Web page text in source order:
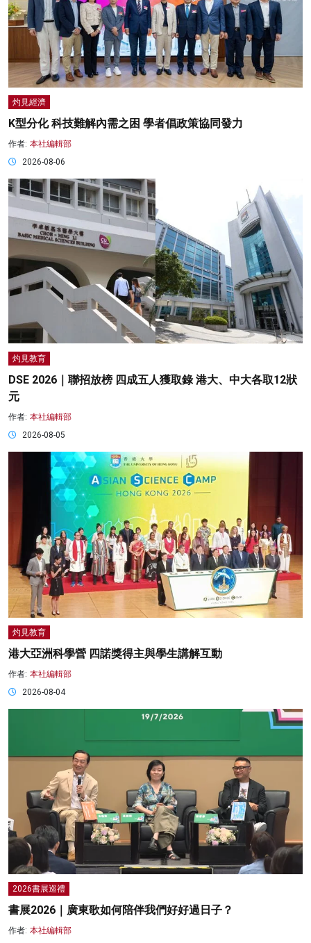
灼見經濟
K型分化 科技難解內需之困 學者倡政策協同發力
作者: 本社編輯部
2026-08-06
灼見教育
DSE 2026｜聯招放榜 四成五人獲取錄 港大、中大各取12狀
元
作者: 本社編輯部
2026-08-05
灼見教育
港大亞洲科學營 四諾獎得主與學生講解互動
作者: 本社編輯部
2026-08-04
2026書展巡禮
書展2026｜廣東歌如何陪伴我們好好過日子？
作者: 本社編輯部